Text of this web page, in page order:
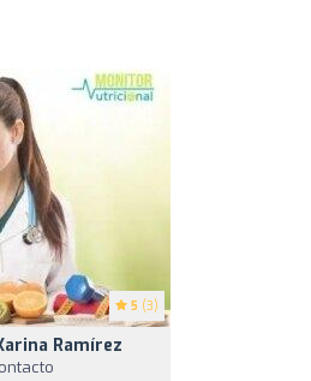
5 (3)
Ramírez